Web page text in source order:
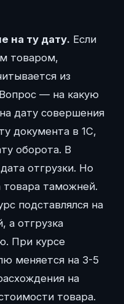
на ту дату. Если
товаром,
из
— на какую
дату совершения
документа в 1С,
оборота. В
отгрузки. Но
таможней.
подставлялся на
а отгрузка
При курсе
меняется на 3-5
на
товара.